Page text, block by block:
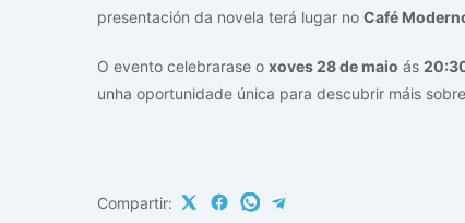
presentación da novela terá lugar no Café
O evento celebrarase o xoves 28 de maio ás
unha oportunidade única para descubrir máis
Compartir: